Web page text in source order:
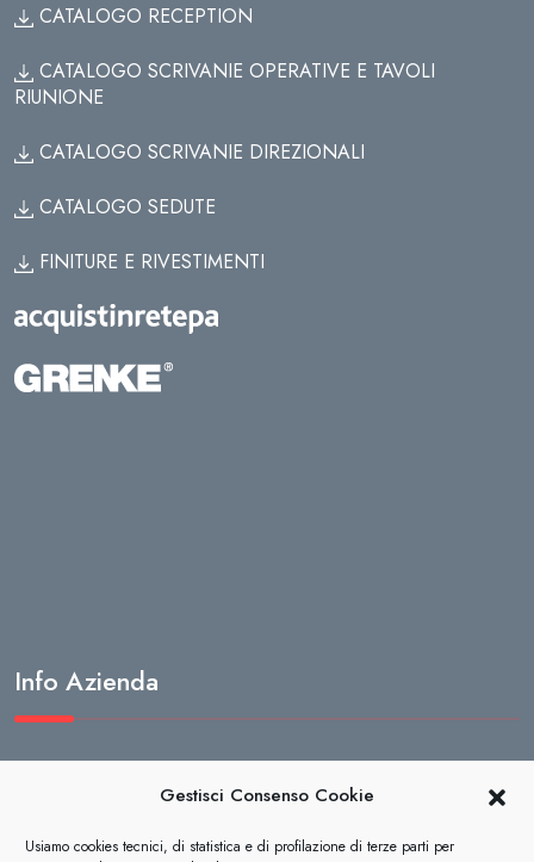
Gestisci Consenso Cookie
Usiamo cookies tecnici, di statistica e di profilazione di terze parti per
CATALOGO RECEPTION
CATALOGO SCRIVANIE OPERATIVE E TAVOLI
RIUNIONE
CATALOGO SCRIVANIE DIREZIONALI
CATALOGO SEDUTE
FINITURE E RIVESTIMENTI
Info Azienda